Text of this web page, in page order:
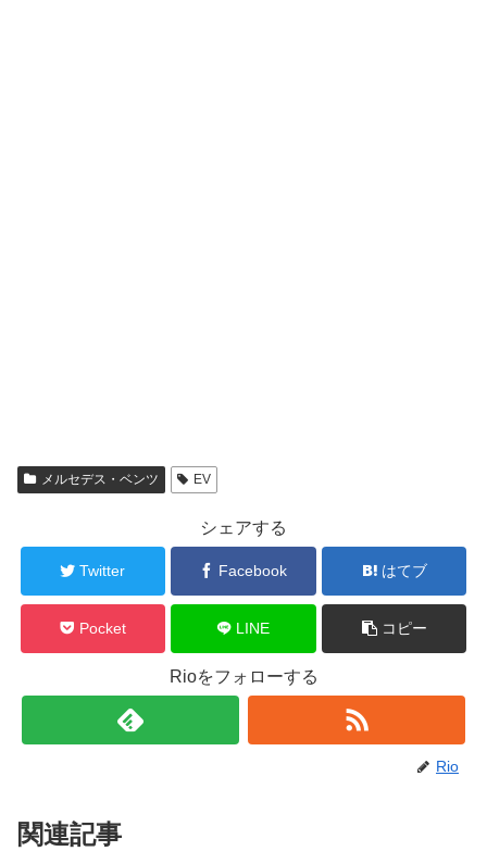
メルセデス・ベンツ EV
シェアする
Twitter Facebook はてブ
Pocket LINE コピー
Rioをフォローする
Rio
関連記事